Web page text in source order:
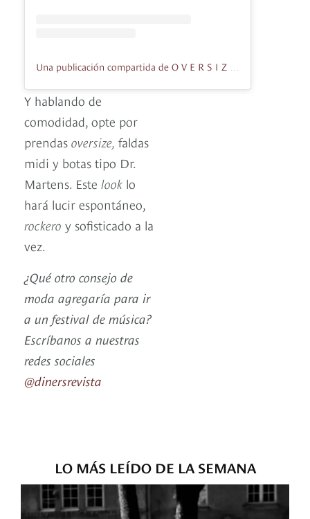
Y hablando de
comodidad, opte por
prendas oversize, faldas
midi y botas tipo Dr.
Martens. Este look lo
hará lucir espontáneo,
rockero y sofisticado a la
vez.
¿Qué otro consejo de
moda agregaría para ir
a un festival de música?
Escríbanos a nuestras
redes sociales
@dinersrevista
LO MÁS LEÍDO DE LA SEMANA